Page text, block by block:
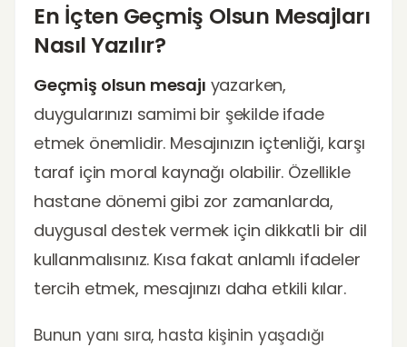
En İçten Geçmiş Olsun Mesajları
Nasıl Yazılır?
Geçmiş olsun mesajı yazarken,
duygularınızı samimi bir şekilde ifade
etmek önemlidir. Mesajınızın içtenliği, karşı
taraf için moral kaynağı olabilir. Özellikle
hastane dönemi gibi zor zamanlarda,
duygusal destek vermek için dikkatli bir dil
kullanmalısınız. Kısa fakat anlamlı ifadeler
tercih etmek, mesajınızı daha etkili kılar.
Bunun yanı sıra, hasta kişinin yaşadığı